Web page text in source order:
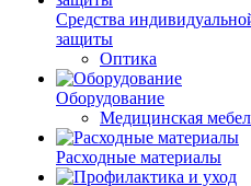
Средства
защиты
Оптика
Оборудование
Медицинская
Расходные материалы